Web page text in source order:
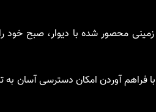
محصور شده با دیوار، صبح خود
آوردن امکان دسترسی آسان به